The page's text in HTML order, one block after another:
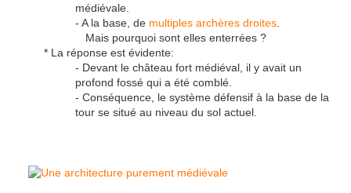
médiévale.
- A la base, de multiples archères droites
Mais pourquoi sont elles enterrées ?
* La réponse est évidente:
- Devant le château fort médiéval, il y avait un
profond fossé qui a été comblé.
- Conséquence, le système défensif à la base de la
tour se situé au niveau du sol actuel.